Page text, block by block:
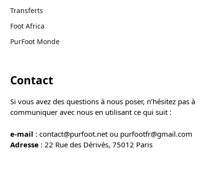
Transferts
Foot Africa
PurFoot Monde
Contact
Si vous avez des questions à nous poser, n’hésitez pas à
communiquer avec nous en utilisant ce qui suit :
e-mail : contact@purfoot.net ou purfootfr@gmail.com
Adresse : 22 Rue des Dérivés, 75012 Paris